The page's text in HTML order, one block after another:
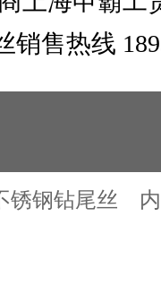
售热线
锈钢钻尾丝